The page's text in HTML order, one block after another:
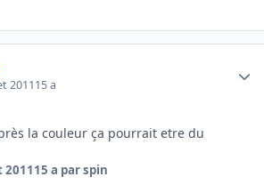
201115 a
la couleur ça pourrait etre du
201115 a par spin